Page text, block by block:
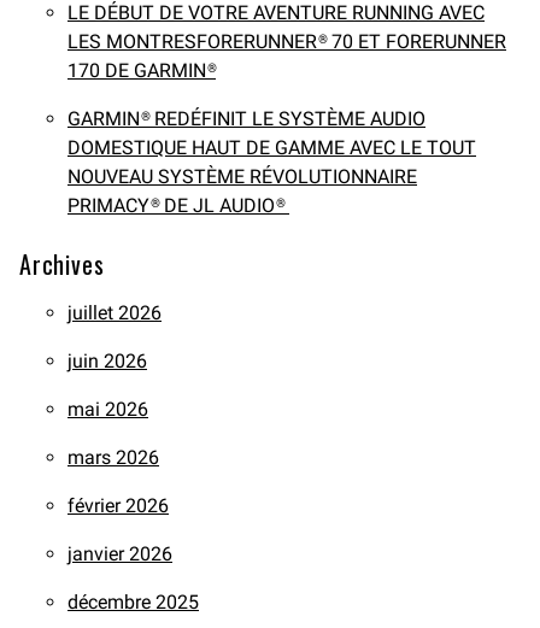
LE DÉBUT DE VOTRE AVENTURE RUNNING AVEC
LES MONTRESFORERUNNER® 70 ET FORERUNNER
170 DE GARMIN®
GARMIN® REDÉFINIT LE SYSTÈME AUDIO
DOMESTIQUE HAUT DE GAMME AVEC LE TOUT
NOUVEAU SYSTÈME RÉVOLUTIONNAIRE
PRIMACY® DE JL AUDIO®
Archives
juillet 2026
juin 2026
mai 2026
mars 2026
février 2026
janvier 2026
décembre 2025